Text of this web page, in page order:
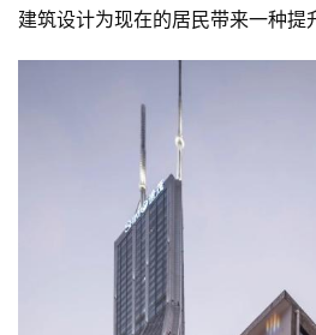
建筑设计为现在的居民带来一种提